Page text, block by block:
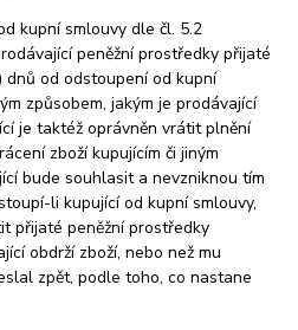
kupní smlouvy dle čl. 5.2
peněžní prostředky přijaté
od odstoupení od kupní
způsobem, jakým je prodávající
je taktéž oprávněn vrátit plnění
zboží kupujícím či jiným
bude souhlasit a nevzniknou tím
li kupující od kupní smlouvy,
přijaté peněžní prostředky
obdrží zboží, nebo než mu
zpět, podle toho, co nastane